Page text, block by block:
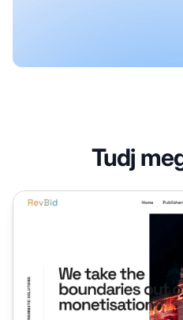
Tudj
RevBid Partnerprogram